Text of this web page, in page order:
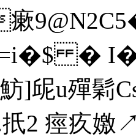
=i�$ �
]屔u殫鬁
扺2 痙疚